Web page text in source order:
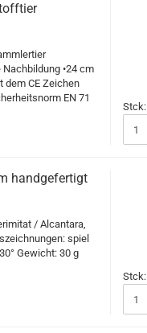
•24 cm
dem CE Zeichen
EN 71
Stck:
handgefertigt
/ Alcantara,
spiel
Gewicht: 30 g
Stck: